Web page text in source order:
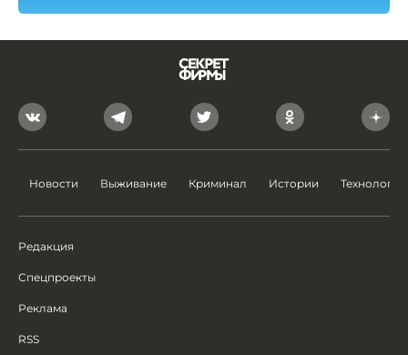
Новости Выживание Криминал Истории Технологии
Редакция
Спецпроекты
Реклама
RSS